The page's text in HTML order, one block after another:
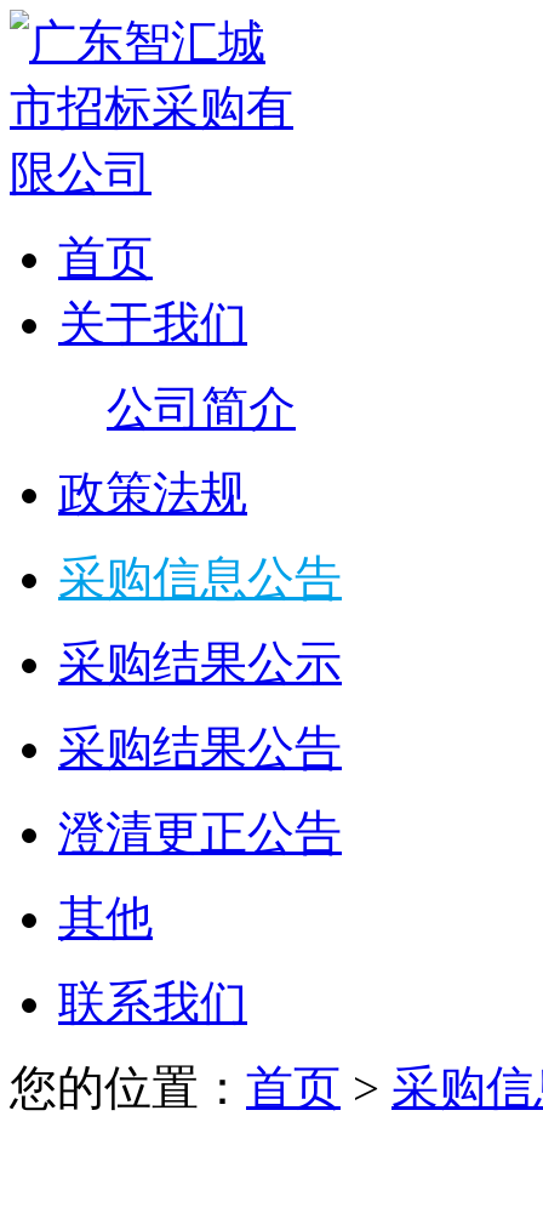
首页
关于我们
公司简介
政策法规
采购信息公告
采购结果公示
采购结果公告
澄清更正公告
其他
联系我们
您的位置： 首页 > 采购